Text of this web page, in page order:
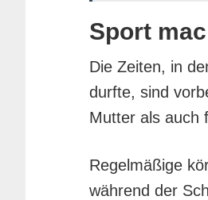
Sport
Die Zeiten, in
durfte, sind
Mutter als auch
Regelmäßige
während der